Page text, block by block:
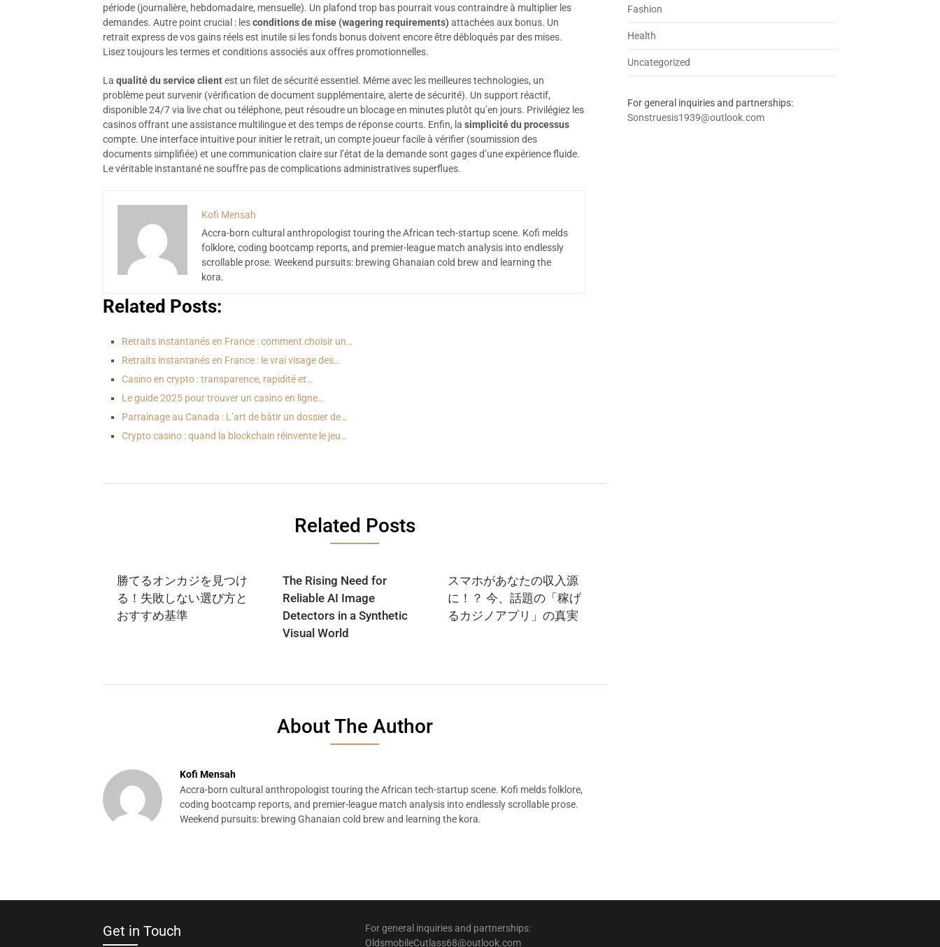
période (journalière, hebdomadaire, mensuelle). Un plafond trop bas pourrait vous contraindre à multiplier les
demandes. Autre point crucial : lesconditions de mise (wagering requirements) attachées aux bonus. Un
retrait express de vos gains réels est inutile si les fonds bonus doivent encore être débloqués par des mises.
Lisez toujours les termes et conditions associés aux offres promotionnelles.
La qualité du service clientest un filet de sécurité essentiel. Même avec les meilleures technologies, un
problème peut survenir (vérification de document supplémentaire, alerte de sécurité). Un support réactif,
disponible 24/7 via live chat ou téléphone, peut résoudre un blocage en minutes plutôt qu’en jours. Privilégiez les
casinos offrant une assistance multilingue et des temps de réponse courts. Enfin, la simplicité du processus
compte. Une interface intuitive pour initier le retrait, un compte joueur facile à vérifier (soumission des
documents simplifiée) et une communication claire sur l’état de la demande sont gages d’une expérience fluide.
Le véritable instantané ne souffre pas de complications administratives superflues.
Kofi Mensah
Accra-born cultural anthropologist touring the African tech-startup scene. Kofi melds
folklore, coding bootcamp reports, and premier-league match analysis into endlessly
scrollable prose. Weekend pursuits: brewing Ghanaian cold brew and learning the
kora.
Related Posts:
Retraits instantanés en France : comment choisir un…
Retraits instantanés en France : le vrai visage des…
Casino en crypto : transparence, rapidité et…
Le guide 2025 pour trouver un casino en ligne…
Parrainage au Canada : L’art de bâtir un dossier de…
Crypto casino : quand la blockchain réinvente le jeu…
Related Posts
勝てるオンカジを見つけ
る！失敗しない選び方と
おすすめ基準
The Rising Need for
Reliable AI Image
Detectors in a Synthetic
Visual World
スマホがあなたの収入源
に！？ 今、話題の「稼げ
るカジノアプリ」の真実
About The Author
Kofi Mensah
Accra-born cultural anthropologist touring the African tech-startup scene. Kofi melds folklore,
coding bootcamp reports, and premier-league match analysis into endlessly scrollable prose.
Weekend pursuits: brewing Ghanaian cold brew and learning the kora.
Fashion
Health
Uncategorized
For general inquiries and partnerships:
Sonstruesis1939@outlook.com
Get in Touch
For general inquiries and partnerships:
OldsmobileCutlass68@outlook.com